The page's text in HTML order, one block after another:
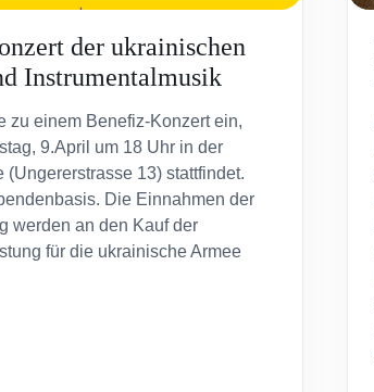
der ukrainischen
Instrumentalmusik
zu einem Benefiz-Konzert ein,
9.April um 18 Uhr in der
(Ungererstrasse 13) stattfindet.
Die Einnahmen der
werden an den Kauf der
für die ukrainische Armee